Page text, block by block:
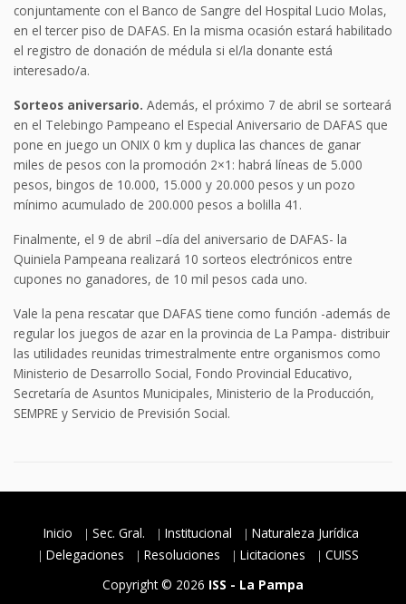
conjuntamente con el Banco de Sangre del Hospital Lucio Molas,
en el tercer piso de DAFAS. En la misma ocasión estará habilitado
el registro de donación de médula si el/la donante está
interesado/a.
Sorteos aniversario. Además, el próximo 7 de abril se sorteará
en el Telebingo Pampeano el Especial Aniversario de DAFAS que
pone en juego un ONIX 0 km y duplica las chances de ganar
miles de pesos con la promoción 2×1: habrá líneas de 5.000
pesos, bingos de 10.000, 15.000 y 20.000 pesos y un pozo
mínimo acumulado de 200.000 pesos a bolilla 41.
Finalmente, el 9 de abril –día del aniversario de DAFAS- la
Quiniela Pampeana realizará 10 sorteos electrónicos entre
cupones no ganadores, de 10 mil pesos cada uno.
Vale la pena rescatar que DAFAS tiene como función -además de
regular los juegos de azar en la provincia de La Pampa- distribuir
las utilidades reunidas trimestralmente entre organismos como
Ministerio de Desarrollo Social, Fondo Provincial Educativo,
Secretaría de Asuntos Municipales, Ministerio de la Producción,
SEMPRE y Servicio de Previsión Social.
Inicio Sec. Gral. Institucional
Naturaleza Jurídica
Delegaciones
Resoluciones Licitaciones
CUISS
Copyright © 2026 ISS - La Pampa